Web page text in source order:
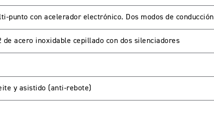
punto con acelerador electrónico. Dos modos de conducción
de acero inoxidable cepillado con dos silenciadores
y asistido (anti-rebote)